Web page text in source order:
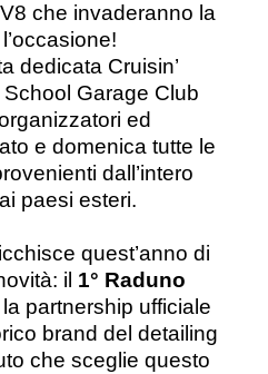
che invaderanno la
dedicata Cruisin’
School Garage Club
ed
e domenica tutte le
dall’intero
paesi esteri.
quest’anno di
il 1° Raduno
partnership ufficiale
brand del detailing
che sceglie questo